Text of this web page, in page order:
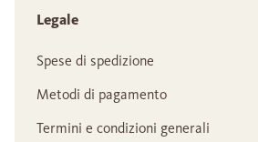
Legale
Spese di spedizione
Metodi di pagamento
Termini e condizioni generali